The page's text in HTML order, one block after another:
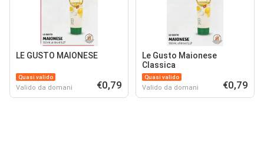
LE GUSTO MAIONESE
Quasi valido
Valido da domani €0,79
Le Gusto Maionese
Classica
Quasi valido
Valido da domani €0,79